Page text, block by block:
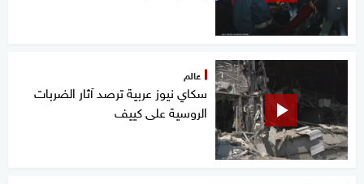
عالم
سكاي نيوز عربية ترصد آثار الضربات
الروسية على كييف